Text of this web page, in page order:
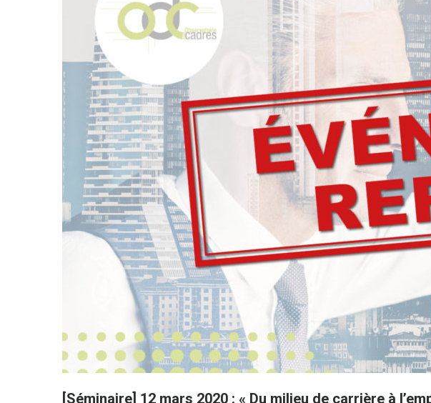
[Séminaire] 12 mars 2020 : « Du milieu de carrière à